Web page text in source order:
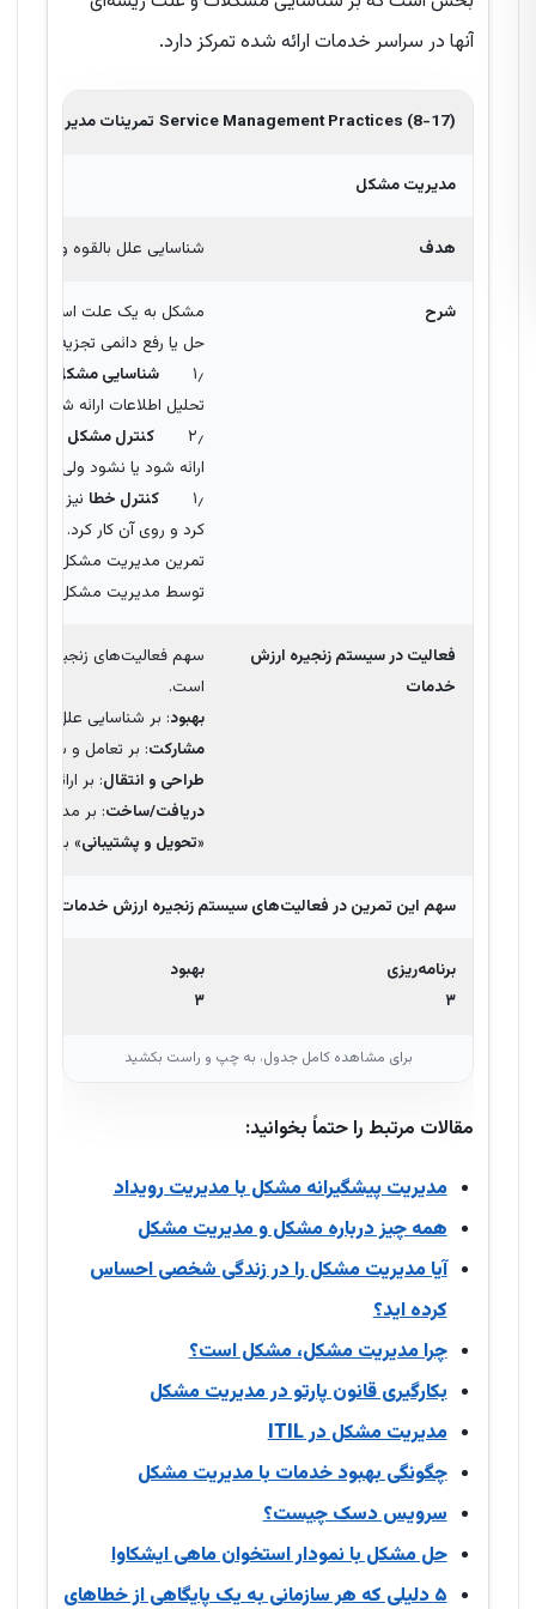
آنها در سراسر خدمات ارائه شده تمرکز دارد.
Service Management Practices (8-17) تمرینات مدیریت
مدیریت مشکل
هدف شناسایی علل بالقوه و بالفعل
شرح
مشکل به یک علت اساسی یا علت
حل یا رفع دائمی تجزیه و
۱٫
شناسایی مشکل
تحلیل اطلاعات ارائه شده
۲٫
کنترل مشکل
ارائه شود یا نشود ولی
۱٫
کنترل خطا نیز بر
کرد و روی آن کار کرد.
تمرین مدیریت مشکل با
توسط مدیریت مشکل، تأثیر
فعالیت در سیستم زنجیره ارزش
خدمات
سهم فعالیت‌های زنجیره ارزش
است.
بهبود: بر شناسایی علل
مشارکت: بر تعامل و شرکت
طراحی و انتقال: بر ارائه
دریافت/ساخت: بر مدیریت
«تحویل و پشتیبانی» بر
سهم این تمرین در فعالیت‌های سیستم زنجیره ارزش خدمات یا
برنامه‌ریزی
۳
بهبود
۳
مقالات مرتبط را حتماً بخوانید:
مدیریت پیشگیرانه مشکل با مدیریت رویداد
همه چیز درباره مشکل و مدیریت مشکل
آیا مدیریت مشکل را در زندگی شخصی احساس
کرده اید؟
چرا مدیریت مشکل، مشکل است؟
بکارگیری قانون پارتو در مدیریت مشکل
مدیریت مشکل در ITIL
چگونگی بهبود خدمات با مدیریت مشکل
سرویس دسک چیست؟
حل مشکل با نمودار استخوان ماهی ایشکاوا
۵ دلیلی که هر سازمانی به یک پایگاهی از خطاهای